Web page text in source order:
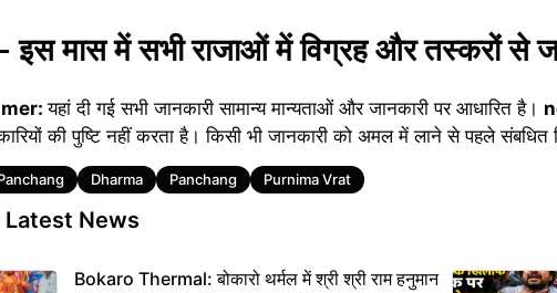
इस मास में सभी राजाओं में विग्रह और तस्करों से
यहां दी गई सभी जानकारी सामान्य मान्यताओं और जानकारी पर आधारित है।
की पुष्टि नहीं करता है। किसी भी जानकारी को अमल में लाने से पहले
Dharma Panchang Purnima Vrat
Latest News
Bokaro Thermal: बोकारो थर्मल में श्री श्री राम हनुमान